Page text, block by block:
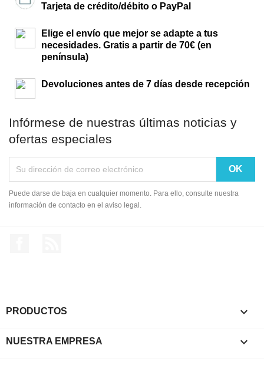
Tarjeta de crédito/débito o PayPal
Elige el envío que mejor se adapte a tus
necesidades. Gratis a partir de 70€ (en
península)
Devoluciones antes de 7 días desde recepción
Infórmese de nuestras últimas noticias y
ofertas especiales
Puede darse de baja en cualquier momento. Para ello, consulte nuestra
información de contacto en el aviso legal.
PRODUCTOS 
NUESTRA EMPRESA 